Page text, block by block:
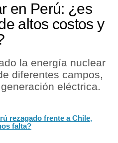
en Perú: ¿es
altos costos y
la energía nuclear
diferentes campos,
eléctrica.
rezagado frente a Chile,
falta?